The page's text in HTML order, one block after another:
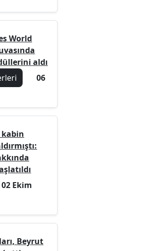
World
aldı
06
kabin
02 Ekim
Beyrut